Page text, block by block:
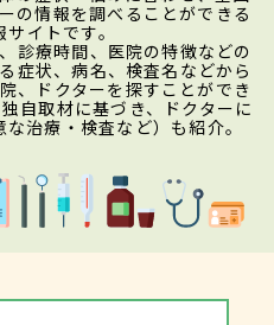
の情報を調べることができる
イトです。
診療時間、医院の特徴などの
症状、病名、検査名などから
、ドクターを探すことができ
自取材に基づき、ドクターに
治療・検査など）も紹介。